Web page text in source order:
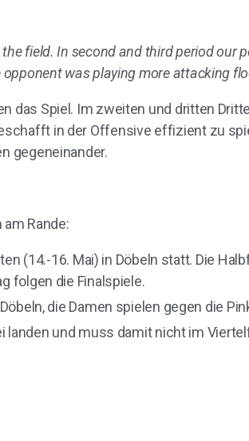
field. In second and third period our
was playing more attacking
das Spiel. Im zweiten und dritten
in der Offensive effizient zu
gegeneinander.
Rande:
(14.-16. Mai) in Döbeln statt. Die
folgen die Finalspiele.
die Damen spielen gegen die
und muss damit nicht im